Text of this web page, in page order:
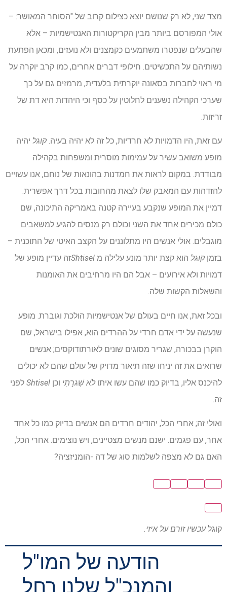
מצד שני, לא רק שנושם יוצא כצילום קרוב של "הסוחר המאושר: –
אולי המפורסם ביותר מבין הקריקטורות האנטישמיות – אלא
שהבעלים שנפטרו משתמעים כקמצנים ולא נועזים, ומכאן הפתעת
נשותיהם על התכשיטים. חילופי דברים אחרים, כמו קרב יוקרה על
מי ראוי לחברות בסאונה יוקרתית בלעדית, מרמזים גם על כך
שערכי הקהילה נשענים לחלוטין על כסף וכי היהדות היא דת של
זריזות.
עם זאת, היו הדמויות לא חרדיות, כל זה לא יהיה בעיה. קוגל יהיה
מופע משואב עשיר על עמימות מוסרית ומשפחות בקהילה
מבודדת. במקום לראות את חמדנות בהונאות של נוחם, אנו עשויים
להזדהות עם המאבק שלו לצאת מהחובות בכל דרך אפשרית.
דמיין את המופע שנקבע בעיירה קטנה באמריקה התיכונה, שם
כולם מכירים אחד את השני וכולם רק מנסים להגיע למשאבים
מוגבלים. אולי אנשים היו מתלוננים על הקצב האיטי של התוכנית –
בזמן קוגל הוא קצת יותר מונע עלילה מ Shtiselזה עדיין מופע של
דמויות ולא אירועים – אבל הם היו מרחיבים את האומנות
והשאלות הקשות שלה.
ובכל זאת, אנו חיים בעולם של אנטישמיות הולכת וגוברת. מופע
שנעשה על ידי אדם חרדי על ההרדים הוא, אפילו בישראל, שם
הוקרן בבכורה, שגריר מסוגים שונים לאורתודוקסים; אנשים
שרואים את זה יניחו שזה תיאור מדויק של עולם שהם לא יכולים
להיכנס אליו, בדיוק כמו שהם עשו איתולֹא שִׁגרָתִי וכן Shtisel לפני
זה.
ואולי זה; אחרי הכל, יהודים חרדים הם אנשים בדיוק כמו כל אחד
אחר, עם פגמים. ישנם מנשים מצטיינים, ויש נוצימים. אחרי הכל,
האם גם לא מצפה לשלמות סוג של דה -הומניזציה?
קוגלעכשיו זורם על איזי.
הודעה של המו"ל
והמנכ"ל שלנו רחל